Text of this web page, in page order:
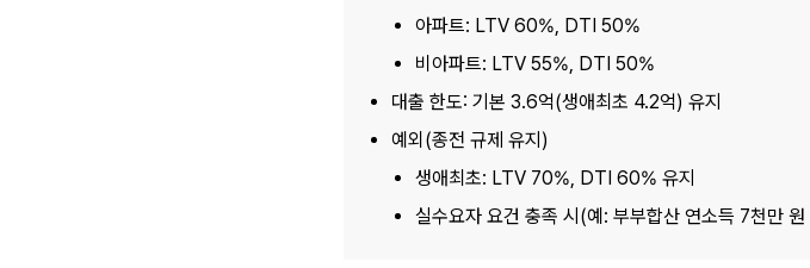
아파트: LTV 60%, DTI 50%
비아파트: LTV 55%, DTI 50%
대출 한도: 기본 3.6억(생애최초 4.2억) 유지
예외(종전 규제 유지)
생애최초: LTV 70%, DTI 60% 유지
실수요자 요건 충족 시(예: 부부합산 연소득 7천만